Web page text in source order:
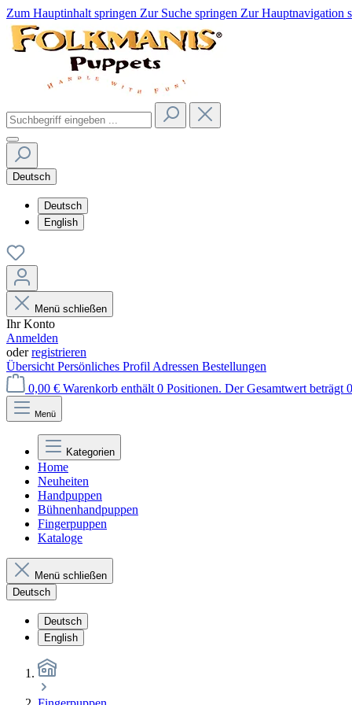
Zum Hauptinhalt springen Zur Suche springen Zur Hauptnavigation
Deutsch
Deutsch
English
Menü schließen
Ihr Konto
Anmelden
oderregistrieren
Übersicht Persönliches Profil Adressen Bestellungen
0,00 € Warenkorb enthält 0 Positionen. Der Gesamtwert beträgt
Menü
Kategorien
Home
Neuheiten
Handpuppen
Bühnenhandpuppen
Fingerpuppen
Kataloge
Menü schließen
Deutsch
Deutsch
English